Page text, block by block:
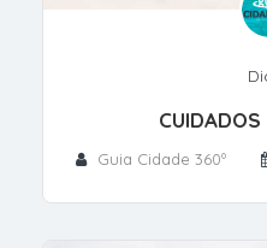
CUIDADOS
Guia Cidade 360º